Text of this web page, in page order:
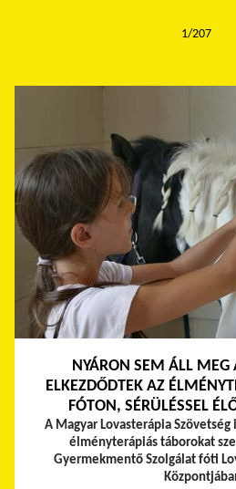
NYÁRON SEM ÁLL MEG
ELKEZDŐDTEK AZ
FÓTON, SÉRÜLÉSSEL
A Magyar Lovasterápia
élményterápiás táborokat
Gyermekmentő Szolgálat fóti
1/207